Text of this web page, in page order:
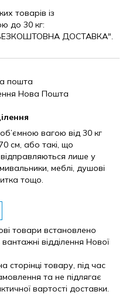
товарів із
до 30 кг:
"БЕЗКОШТОВНА ДОСТАВКА".
вагою від 30 кг
см, або такі, що
лише у
меблі, душові
тощо.
товари встановлено
відділення Нової
сторінці товару, під час
та не підлягає
вартості доставки.